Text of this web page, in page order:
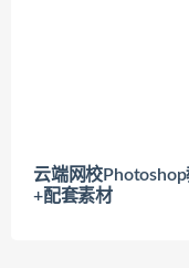
云端网校
+配套素材